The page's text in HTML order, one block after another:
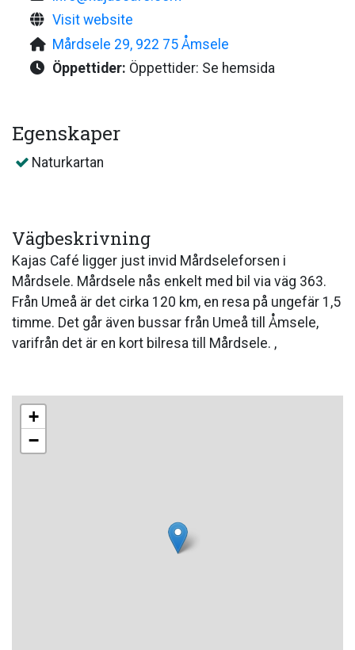
Visit website
Mårdsele 29, 922 75 Åmsele
Öppettider: Öppettider: Se hemsida
Egenskaper
Naturkartan
Vägbeskrivning
Kajas Café ligger just invid Mårdseleforsen i
Mårdsele. Mårdsele nås enkelt med bil via väg 363.
Från Umeå är det cirka 120 km, en resa på ungefär 1,5
timme. Det går även bussar från Umeå till Åmsele,
varifrån det är en kort bilresa till Mårdsele. ,
+
−